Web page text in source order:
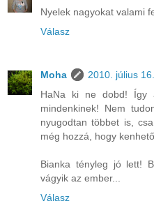
Nyelek nagyokat valami
Válasz
Moha
2010. július
HaNa ki ne dobd! Így
mindenkinek! Nem
nyugodtan többet is,
még hozzá, hogy
Bianka tényleg jó lett!
vágyik az ember...
Válasz